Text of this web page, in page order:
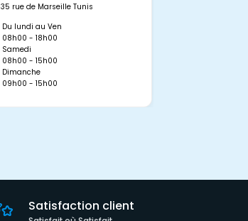
35 rue de Marseille Tunis
Du lundi au Ven
08h00 - 18h00
Samedi
08h00 - 15h00
Dimanche
09h00 - 15h00
Satisfaction client